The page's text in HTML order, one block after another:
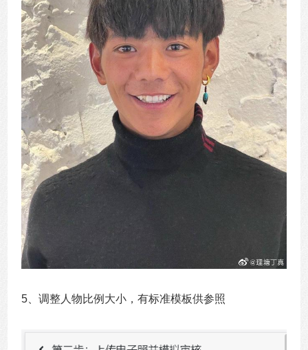
5、调整人物比例大小，有标准模板供参照